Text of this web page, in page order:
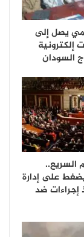
يصل إلى
إلكترونية
السودان
السريع..
على إدارة
إجراءات ضد